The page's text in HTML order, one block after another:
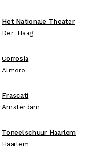
Het Nationale Theater
Den Haag
Corrosia
Almere
Frascati
Amsterdam
Toneelschuur Haarlem
Haarlem